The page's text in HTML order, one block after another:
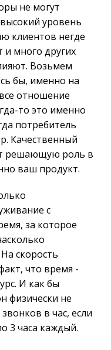
не могут
уровень
клиентов негде
и много других
Возьмем
бы, именно на
отношение
то это именно
потребитель
Качественный
решающую роль в
ваш продукт.
с
за которое
скорость
что время -
И как бы
физически не
в час, если
3 часа каждый.